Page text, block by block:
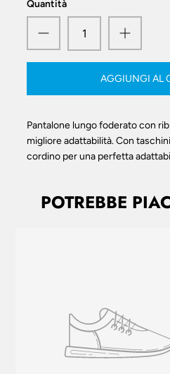
Quantità
AGGIUNGI AL
Pantalone lungo foderato con
migliore adattabilità. Con
cordino per una perfetta
POTREBBE